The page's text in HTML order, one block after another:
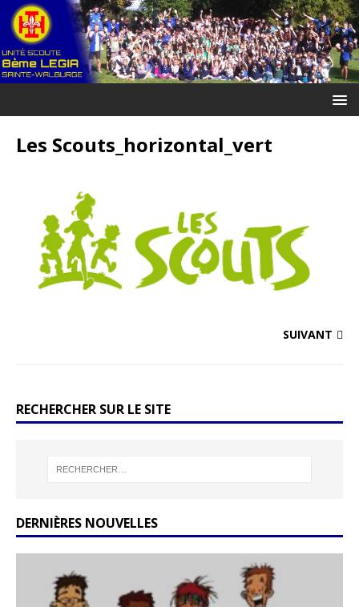
Les Scouts_horizontal_vert
SUIVANT
RECHERCHER SUR LE SITE
DERNIÈRES NOUVELLES